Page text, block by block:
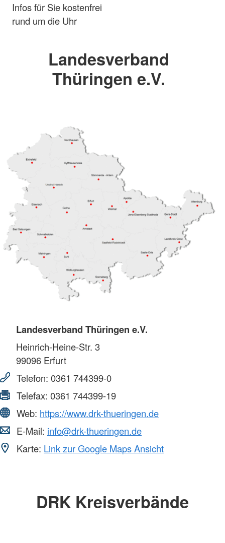
Infos für Sie kostenfrei
rund um die Uhr
Landesverband
Thüringen e.V.
Landesverband Thüringen e.V.
Heinrich-Heine-Str. 3
99096 Erfurt
Telefon: 0361 744399-0
Telefax: 0361 744399-19
Web: https://www.drk-thueringen.de
E-Mail: info@drk-thueringen.de
Karte: Link zur Google Maps Ansicht
DRK Kreisverbände